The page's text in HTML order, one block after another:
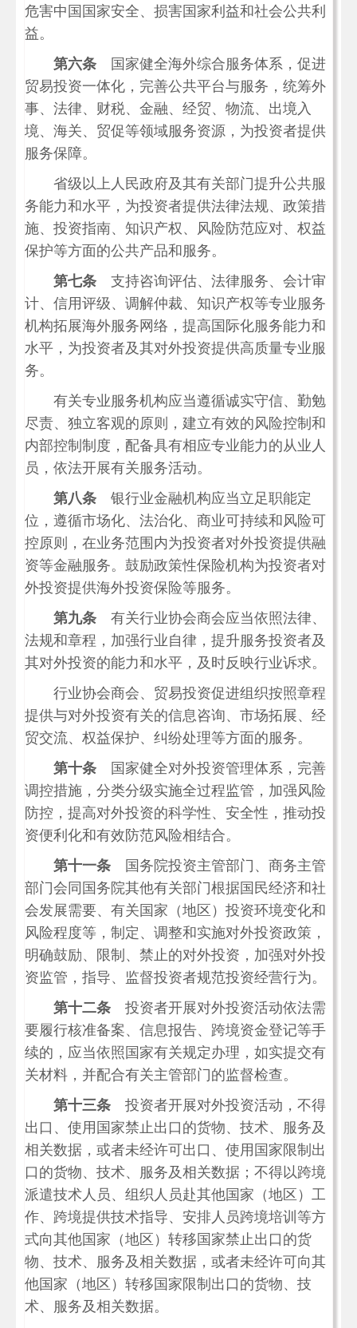
危害中国国家安全、损害国家利益和社会公共利
益。
第六条 国家健全海外综合服务体系，促进
贸易投资一体化，完善公共平台与服务，统筹外
事、法律、财税、金融、经贸、物流、出境入
境、海关、贸促等领域服务资源，为投资者提供
服务保障。
省级以上人民政府及其有关部门提升公共服
务能力和水平，为投资者提供法律法规、政策措
施、投资指南、知识产权、风险防范应对、权益
保护等方面的公共产品和服务。
第七条 支持咨询评估、法律服务、会计审
计、信用评级、调解仲裁、知识产权等专业服务
机构拓展海外服务网络，提高国际化服务能力和
水平，为投资者及其对外投资提供高质量专业服
务。
有关专业服务机构应当遵循诚实守信、勤勉
尽责、独立客观的原则，建立有效的风险控制和
内部控制制度，配备具有相应专业能力的从业人
员，依法开展有关服务活动。
第八条 银行业金融机构应当立足职能定
位，遵循市场化、法治化、商业可持续和风险可
控原则，在业务范围内为投资者对外投资提供融
资等金融服务。鼓励政策性保险机构为投资者对
外投资提供海外投资保险等服务。
第九条 有关行业协会商会应当依照法律、
法规和章程，加强行业自律，提升服务投资者及
其对外投资的能力和水平，及时反映行业诉求。
行业协会商会、贸易投资促进组织按照章程
提供与对外投资有关的信息咨询、市场拓展、经
贸交流、权益保护、纠纷处理等方面的服务。
第十条 国家健全对外投资管理体系，完善
调控措施，分类分级实施全过程监管，加强风险
防控，提高对外投资的科学性、安全性，推动投
资便利化和有效防范风险相结合。
第十一条 国务院投资主管部门、商务主管
部门会同国务院其他有关部门根据国民经济和社
会发展需要、有关国家（地区）投资环境变化和
风险程度等，制定、调整和实施对外投资政策，
明确鼓励、限制、禁止的对外投资，加强对外投
资监管，指导、监督投资者规范投资经营行为。
第十二条 投资者开展对外投资活动依法需
要履行核准备案、信息报告、跨境资金登记等手
续的，应当依照国家有关规定办理，如实提交有
关材料，并配合有关主管部门的监督检查。
第十三条 投资者开展对外投资活动，不得
出口、使用国家禁止出口的货物、技术、服务及
相关数据，或者未经许可出口、使用国家限制出
口的货物、技术、服务及相关数据；不得以跨境
派遣技术人员、组织人员赴其他国家（地区）工
作、跨境提供技术指导、安排人员跨境培训等方
式向其他国家（地区）转移国家禁止出口的货
物、技术、服务及相关数据，或者未经许可向其
他国家（地区）转移国家限制出口的货物、技
术、服务及相关数据。